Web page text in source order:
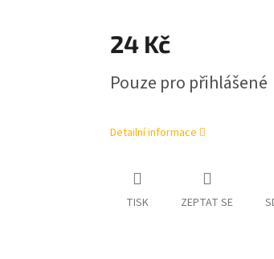
24 Kč
cena:
Pouze pro přihlášené
Detailní informace
TISK ZEPTAT SE